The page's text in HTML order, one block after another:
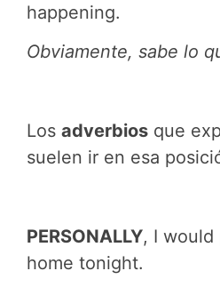
happening.
Obviamente, sabe lo
Los adverbios que
suelen ir en esa
PERSONALLY, I
home tonight.